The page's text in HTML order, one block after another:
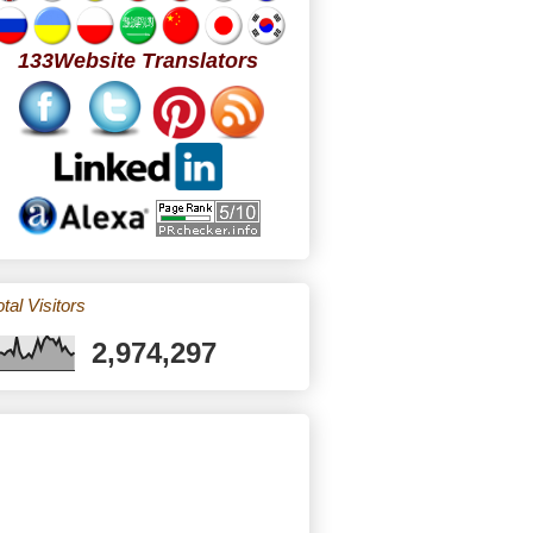
133Website Translators
Visitors
2,974,297